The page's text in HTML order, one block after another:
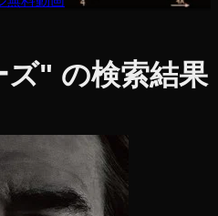
" の検索結果